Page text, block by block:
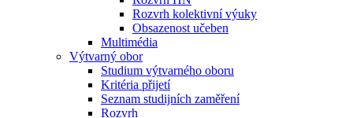
Rozvrh kolektivní výuky
Obsazenost učeben
Multimédia
Výtvarný obor
Studium výtvarného oboru
Kritéria přijetí
Seznam studijních zaměření
Rozvrh